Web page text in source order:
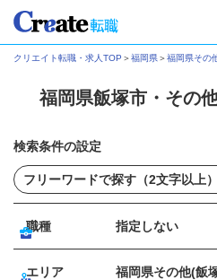
クリエイト転職・求人TOP ＞福岡県＞福岡県その
福岡県飯塚市・その
検索条件の設定
職種 指定しない
エリア 福岡県その他(飯